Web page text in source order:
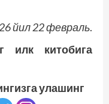
йил 22 февраль.
илк китобига
улашинг